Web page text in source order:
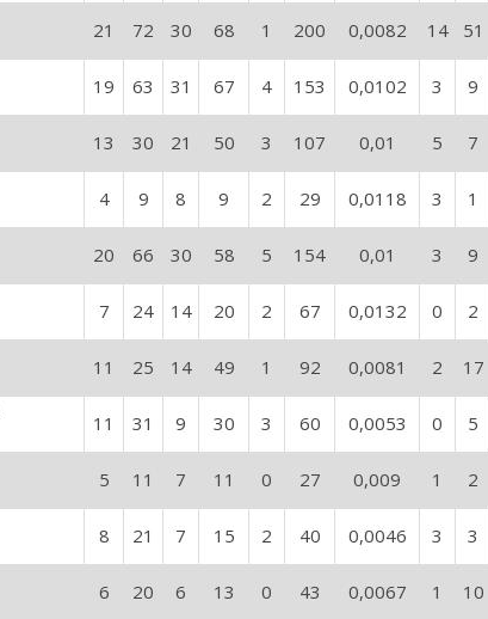
21 72 30 68 1 200 0,0082 14 51
19 63 31 67 4 153 0,0102 3 9
13 30 21 50 3 107 0,01 5 7
4 9 8 9 2 29 0,0118 3 1
20 66 30 58 5 154 0,01 3 9
7 24 14 20 2 67 0,0132 0 2
11 25 14 49 1 92 0,0081 2 17
11 31 9 30 3 60 0,0053 0 5
5 11 7 11 0 27 0,009 1 2
8 21 7 15 2 40 0,0046 3 3
6 20 6 13 0 43 0,0067 1 10